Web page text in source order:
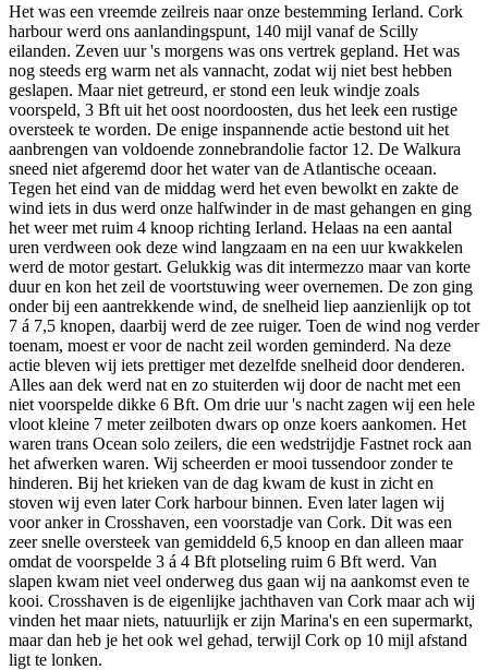
Het was een vreemde zeilreis naar onze bestemming Ierland. Cork
harbour werd ons aanlandingspunt, 140 mijl vanaf de Scilly
eilanden. Zeven uur 's morgens was ons vertrek gepland. Het was
nog steeds erg warm net als vannacht, zodat wij niet best hebben
geslapen. Maar niet getreurd, er stond een leuk windje zoals
voorspeld, 3 Bft uit het oost noordoosten, dus het leek een rustige
oversteek te worden. De enige inspannende actie bestond uit het
aanbrengen van voldoende zonnebrandolie factor 12. De Walkura
sneed niet afgeremd door het water van de Atlantische oceaan.
Tegen het eind van de middag werd het even bewolkt en zakte de
wind iets in dus werd onze halfwinder in de mast gehangen en ging
het weer met ruim 4 knoop richting Ierland. Helaas na een aantal
uren verdween ook deze wind langzaam en na een uur kwakkelen
werd de motor gestart. Gelukkig was dit intermezzo maar van korte
duur en kon het zeil de voortstuwing weer overnemen. De zon ging
onder bij een aantrekkende wind, de snelheid liep aanzienlijk op tot
7 á 7,5 knopen, daarbij werd de zee ruiger. Toen de wind nog verder
toenam, moest er voor de nacht zeil worden geminderd. Na deze
actie bleven wij iets prettiger met dezelfde snelheid door denderen.
Alles aan dek werd nat en zo stuiterden wij door de nacht met een
niet voorspelde dikke 6 Bft. Om drie uur 's nacht zagen wij een hele
vloot kleine 7 meter zeilboten dwars op onze koers aankomen. Het
waren trans Ocean solo zeilers, die een wedstrijdje Fastnet rock aan
het afwerken waren. Wij scheerden er mooi tussendoor zonder te
hinderen. Bij het krieken van de dag kwam de kust in zicht en
stoven wij even later Cork harbour binnen. Even later lagen wij
voor anker in Crosshaven, een voorstadje van Cork. Dit was een
zeer snelle oversteek van gemiddeld 6,5 knoop en dan alleen maar
omdat de voorspelde 3 á 4 Bft plotseling ruim 6 Bft werd. Van
slapen kwam niet veel onderweg dus gaan wij na aankomst even te
kooi. Crosshaven is de eigenlijke jachthaven van Cork maar ach wij
vinden het maar niets, natuurlijk er zijn Marina's en een supermarkt,
maar dan heb je het ook wel gehad, terwijl Cork op 10 mijl afstand
ligt te lonken.